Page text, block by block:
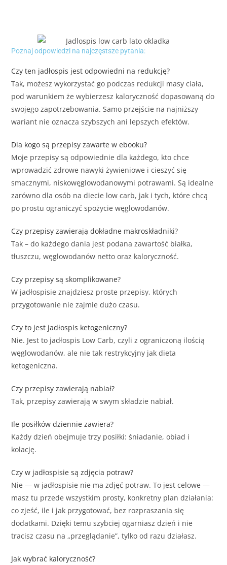
Poznaj odpowiedzi na najczęstsze pytania:
Czy ten jadłospis jest odpowiedni na redukcję?
Tak, możesz wykorzystać go podczas redukcji masy ciała,
pod warunkiem że wybierzesz kaloryczność dopasowaną do
swojego zapotrzebowania. Samo przejście na najniższy
wariant nie oznacza szybszych ani lepszych efektów.
Dla kogo są przepisy zawarte w ebooku?
Moje przepisy są odpowiednie dla każdego, kto chce
wprowadzić zdrowe nawyki żywieniowe i cieszyć się
smacznymi, niskowęglowodanowymi potrawami. Są idealne
zarówno dla osób na diecie low carb, jak i tych, które chcą
po prostu ograniczyć spożycie węglowodanów.
Czy przepisy zawierają dokładne makroskładniki?
Tak – do każdego dania jest podana zawartość białka,
tłuszczu, węglowodanów netto oraz kaloryczność.
Czy przepisy są skomplikowane?
W jadłospisie znajdziesz proste przepisy, których
przygotowanie nie zajmie dużo czasu.
Czy to jest jadłospis ketogeniczny?
Nie. Jest to jadłospis Low Carb, czyli z ograniczoną ilością
węglowodanów, ale nie tak restrykcyjny jak dieta
ketogeniczna.
Czy przepisy zawierają nabiał?
Tak, przepisy zawierają w swym składzie nabiał.
Ile posiłków dziennie zawiera?
Każdy dzień obejmuje trzy posiłki: śniadanie, obiad i
kolację.
Czy w jadłospisie są zdjęcia potraw?
Nie — w jadłospisie nie ma zdjęć potraw. To jest celowe —
masz tu przede wszystkim prosty, konkretny plan działania:
co zjeść, ile i jak przygotować, bez rozpraszania się
dodatkami. Dzięki temu szybciej ogarniasz dzień i nie
tracisz czasu na „przeglądanie”, tylko od razu działasz.
Jak wybrać kaloryczność?